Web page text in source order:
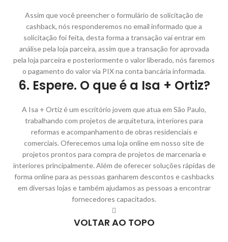
Assim que você preencher o formulário de solicitação de
cashback, nós responderemos no email informado que a
solicitação foi feita, desta forma a transação vai entrar em
análise pela loja parceira, assim que a transação for aprovada
pela loja parceira e posteriormente o valor liberado, nós faremos
o pagamento do valor via PIX na conta bancária informada.
6. Espere. O que é a Isa + Ortiz?
A Isa + Ortiz é um escritório jovem que atua em São Paulo,
trabalhando com projetos de arquitetura, interiores para
reformas e acompanhamento de obras residenciais e
comerciais. Oferecemos uma loja online em nosso site de
projetos prontos para compra de projetos de marcenaria e
interiores principalmente. Além de oferecer soluções rápidas de
forma online para as pessoas ganharem descontos e cashbacks
em diversas lojas e também ajudamos as pessoas a encontrar
fornecedores capacitados.
VOLTAR AO TOPO